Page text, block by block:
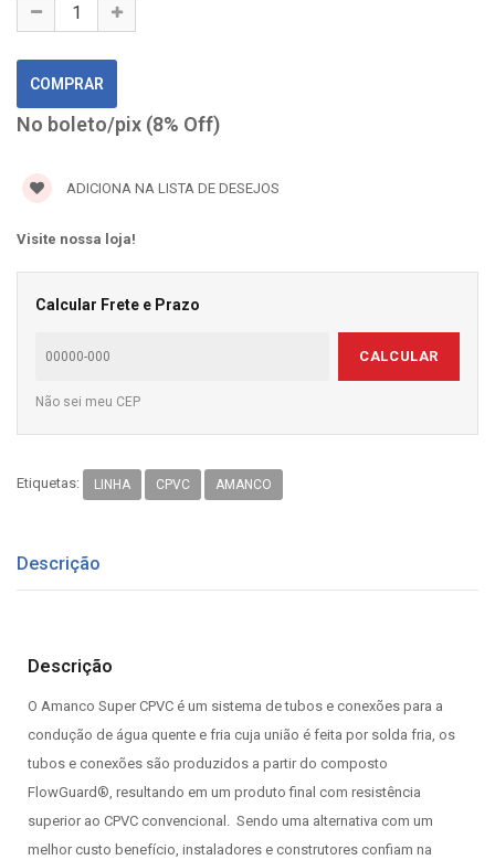
No boleto/pix (8% Off)
ADICIONA NA LISTA DE DESEJOS
Visite nossa loja!
Calcular Frete e Prazo
CALCULAR
Não sei meu CEP
Etiquetas: LINHA CPVC AMANCO
Descrição
Descrição
O Amanco Super CPVC é um sistema de tubos e conexões para a
condução de água quente e fria cuja união é feita por solda fria, os
tubos e conexões são produzidos a partir do composto
FlowGuard®, resultando em um produto final com resistência
superior ao CPVC convencional. Sendo uma alternativa com um
melhor custo benefício, instaladores e construtores confiam na